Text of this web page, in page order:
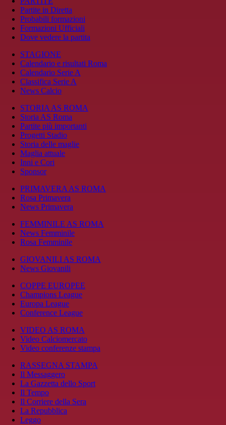
Partite in Diretta
Probabili formazioni
Formazioni Ufficiali
Dove vedere la partita
STAGIONE
Calendario e risultati Roma
Calendario Serie A
Classifica Serie A
News Calcio
STORIA AS ROMA
Storia AS Roma
Partite più importanti
Progetti Stadio
Storia delle maglie
Maglia attuale
Inni e Cori
Sponsor
PRIMAVERA AS ROMA
Rosa Primavera
News Primavera
FEMMINILE AS ROMA
News Femminile
Rosa Femminile
GIOVANILI AS ROMA
News Giovanili
COPPE EUROPEE
Champions League
Europa League
Conference League
VIDEO AS ROMA
Video Calciomercato
Video conferenze stampa
RASSEGNA STAMPA
Il Messaggero
La Gazzetta dello Sport
Il Tempo
Il Corriere della Sera
La Repubblica
Leggo